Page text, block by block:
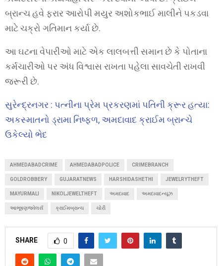
બ્રાન્ચ હવે ફરાર આરોપી મયુર અશોકભાઈ માલીને પકડવા
માટે ચક્રો ગતિમાન કર્યા છે.
આ ઘટના વેપારીઓ માટે એક લાલબત્તી સમાન છે કે પોતાના
કર્મચારીઓ પર અંધ વિશ્વાસ રાખતા પહેલા સાવચેતી રાખવી
જરૂરી છે.
સુરેન્દ્રનગર : પત્નીના પ્રેમ પ્રકરણમાં પતિની ક્રૂર હત્યા:
અકસ્માતનો ડ્રામા નિષ્ફળ, અમદાવાદ ક્રાઈમ બ્રાન્ચે
ઉકેલ્યો ભેદ
AHMEDABADCRIME AHMEDABADPOLICE CRIMEBRANCH
GOLDROBBERY GUJARATNEWS HARSHIDASHETHI JEWELRYTHEFT
MAYURMALI NIKOLJEWELTHEFT અમદાવાદ અમદાવાદન્યૂઝ
આભૂષણજ્વેલર્સ ક્રાઈમબ્રાન્ચ ચોરી
SHARE 0